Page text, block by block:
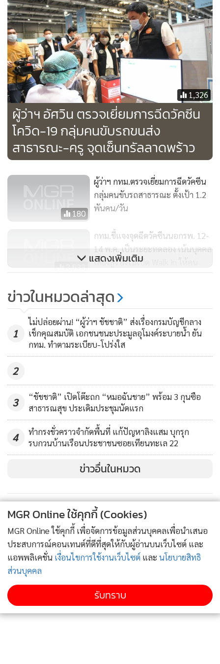
ด้าน ร.ต.อ.พงศกร ขวัญเมือง โฆษกกรุงเทพมหานคร กล่าวว่า
กทม. ได้มีการหารือถึงแนวทางที่จะให้ประชาชนในพื้นที่
กรุงเทพมหานครทุกคนสามารถลงทะเบียนเพื่อเข้ารับการฉีดได้
อย่างทั่วถึงและแบ่งเบาภาระของ แอปฯ “หมอพร้อม” อาจจะ
เป็นในรูปแบบของ web based ซึ่งจะใช้สำหรับการจองคิวฉีด
วัคซีนโดยเฉพาะ ซึ่งระบบดังกล่าวจะไม่ซ้ำซ้อนกับ “หมอพร้อม”
เนื่องจากขณะนี้ผู้ที่ลงทะเบียนกับหมอพร้อมจะเป็นผู้สูงอายุ 60
ปี ขึ้นไป และผู้ป่วยกลุ่มเสี่ยง 7 กลุ่มโรค และนัดเข้ารับการฉีด
วัคซีนที่โรงพยาบาล ส่วนระบบ web based จะใช้สำหรับการลง
ทะเบียนผู้ที่อายุระหว่าง 18-59 ปี และนัดรับการฉีดวัคซีนที่จุด
บริการนอกโรงพยาบาล 25 จุด โดยจะประสานหอการค้าไทย
และร้านสะดวกซื้อ อาทิ เซเว่นอีเลฟเว่น เข้าร่วมระบบดังกล่าว
เพื่อให้ประชาชนสามารถลงทะเบียนจองคิวได้อย่างทั่วถึงในทุก
พื้นที่ คาดว่าภายในสัปดาห์หน้าจะมีความชัดเจนเรื่องระบบดัง
กล่าว
1,326
ผู้ว่าฯ อัศวิน ตรวจเยี่ยมการฉีดวัคซีน
โควิด-19 กลุ่มคนขับรถขนส่ง
สาธารณะ-ครู จุดเซ็นทรัลลาดพร้าว
180
ผู้ว่าฯ กทม.ตรวจเยี่ยมการฉีดวัคซีน
กลุ่มคนขับรถสาธารณะ ตั้งเป้า 1.2
พันคน/วัน
3,533
กทม.ชี้แจงจุดฉีดวัคซีนนอกรพ. 12-
14 พ.ค. เป็นระยะทดลอง เน้นบุคคล
เสี่ยงสูง ยังไม่เปิด Walk in ให้คน
ทั่วไป
61
เซเว่น อีเลฟเว่น ร่วมฝ่าวิกฤตโค
วิด-19 ส่งมอบเครื่องอุปโภค-บริโภค
ของใช้จำเป็น ให้กับสมาคมส่งเสริม
ศักยภาพสตรีพิการ
แสดงเพิ่มเติม
ข่าวในหมวดล่าสุด
1
ไม่ปล่อยผ่าน! “ผู้ว่าฯ ชัชชาติ” ส่งเรื่องกรมบัญชีกลาง
เช็กคุณสมบัติ เอกชนชนะประมูลอุโมงค์ระบายน้ำ ยัน
กทม. ทำตามระเบียบ-โปร่งใส
2
3
“ชัชชาติ” เปิดโต๊ะถก “หมอฉันชาย” พร้อม 3 กุนซือ
สาธารณสุข ประเดิมประชุมนัดแรก
4
ทำกรงชั่วคราวจำกัดพื้นที่ แก้ปัญหาลิงแสม บุกรุก
รบกวนบ้านเรือนประชาชนซอยเทียนทะเล 22
ข่าวอื่นในหมวด
MGR Online ใช้คุกกี้ (Cookies)
MGR Online ใช้คุกกี้ เพื่อจัดการข้อมูลส่วนบุคคลเพื่อนำเสนอ
ประสบการณ์คอนเทนต์ที่ดีที่สุดให้กับผู้อ่านบนเว็บไซต์ และ
แอพพลิเคชั่น เงื่อนไขการใช้งานเว็บไซต์ และ นโยบายสิทธิ
ส่วนบุคคล
รับทราบ